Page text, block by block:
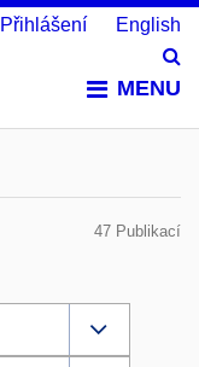
MENU
Přihlášení English
47 Publikací